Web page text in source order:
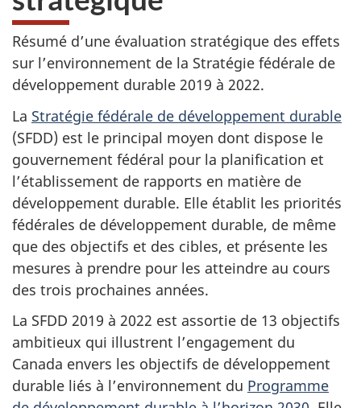
Résumé d’une évaluation stratégique des effets
sur l’environnement de la Stratégie fédérale de
développement durable 2019 à 2022.
La Stratégie fédérale de développement durable
(SFDD) est le principal moyen dont dispose le
gouvernement fédéral pour la planification et
l’établissement de rapports en matière de
développement durable. Elle établit les priorités
fédérales de développement durable, de même
que des objectifs et des cibles, et présente les
mesures à prendre pour les atteindre au cours
des trois prochaines années.
La SFDD 2019 à 2022 est assortie de 13 objectifs
ambitieux qui illustrent l’engagement du
Canada envers les objectifs de développement
durable liés à l’environnement du Programme